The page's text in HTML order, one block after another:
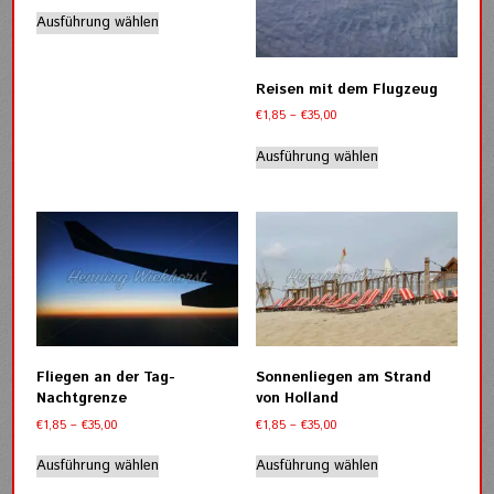
werden
bis
€35,00
Ausführung wählen
der
Produktseite
gewählt
werden
Reisen mit dem Flugzeug
€1,85 – €35,00Preisspanne:
bis
€35,00
Ausführung wählen
Dieses
Produkt
mehrere
Die
Optionen
können
Produktseite
Fliegen an der Tag-
Nachtgrenze
€1,85 –€35,00Preisspanne:
bis
€35,00
Ausführung wählen
Dieses
Produkt
Sonnenliegen am Strand
von Holland
€1,85 – €35,00Preisspanne:
bis
€35,00
Ausführung wählen
Dieses
Produkt